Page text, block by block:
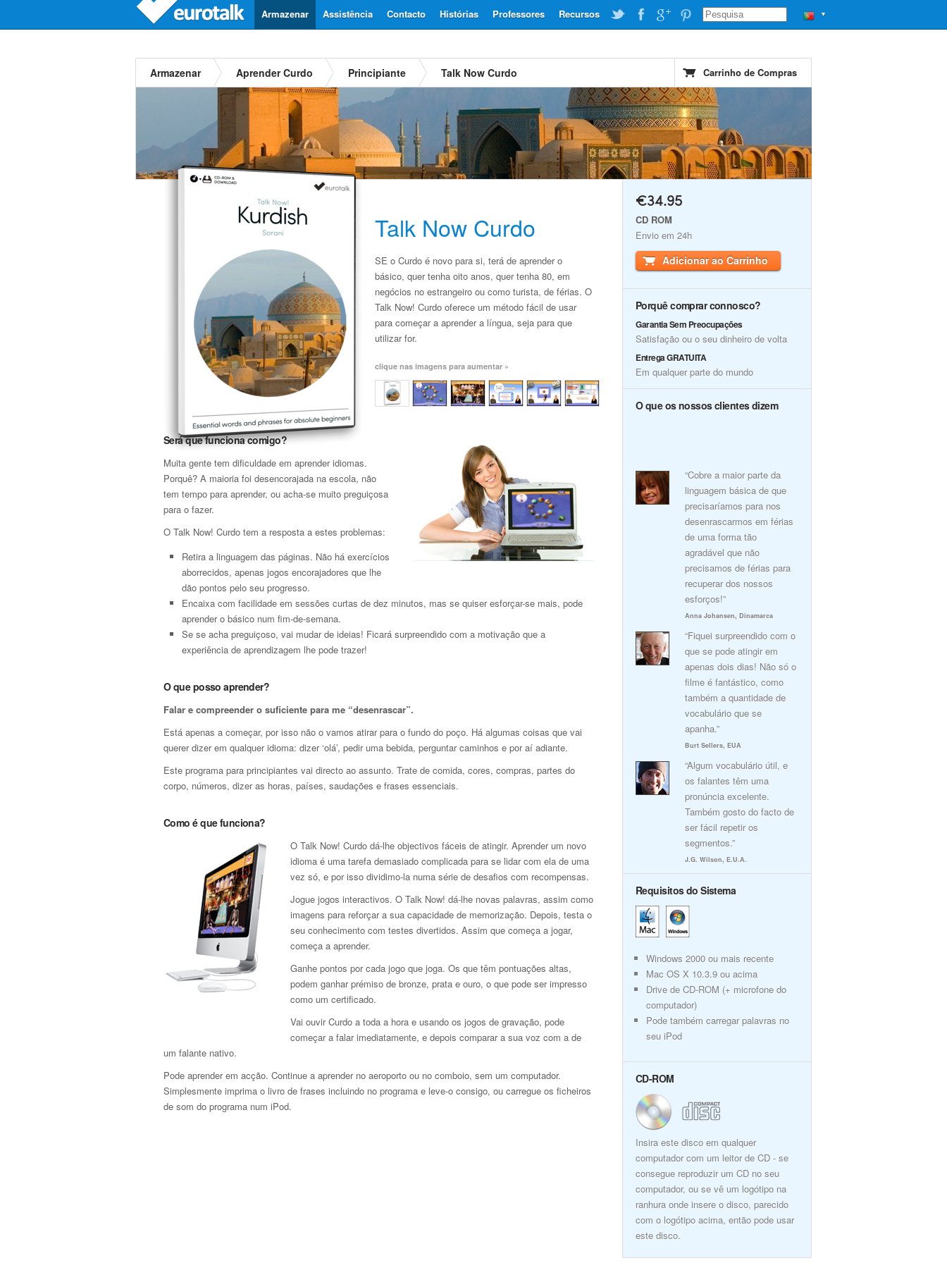
▼
Recursos
Professores
Histórias
Contacto
Assistência
Armazenar
Armazenar Aprender Curdo Principiante Talk Now Curdo Carrinho de Compras
Talk Now Curdo
SE o Curdo é novo para si, terá de aprender o
básico, quer tenha oito anos, quer tenha 80, em
negócios no estrangeiro ou como turista, de férias. O
Talk Now! Curdo oferece um método fácil de usar
para começar a aprender a língua, seja para que
utilizar for.
clique nas imagens para aumentar »
Será que funciona comigo?
Muita gente tem dificuldade em aprender idiomas.
Porquê? A maioria foi desencorajada na escola, não
tem tempo para aprender, ou acha-se muito preguiçosa
para o fazer.
O Talk Now! Curdo tem a resposta a estes problemas:
Retira a linguagem das páginas. Não há exercícios
aborrecidos, apenas jogos encorajadores que lhe
dão pontos pelo seu progresso.
Encaixa com facilidade em sessões curtas de dez minutos, mas se quiser esforçar-se mais, pode
aprender o básico num fim-de-semana.
Se se acha preguiçoso, vai mudar de ideias! Ficará surpreendido com a motivação que a
experiência de aprendizagem lhe pode trazer!
O que posso aprender?
Falar e compreender o suficiente para me “desenrascar”.
Está apenas a começar, por isso não o vamos atirar para o fundo do poço. Há algumas coisas que vai
querer dizer em qualquer idioma: dizer ‘olá’, pedir uma bebida, perguntar caminhos e por aí adiante.
Este programa para principiantes vai directo ao assunto. Trate de comida, cores, compras, partes do
corpo, números, dizer as horas, países, saudações e frases essenciais.
Como é que funciona?
O Talk Now! Curdo dá-lhe objectivos fáceis de atingir. Aprender um novo
idioma é uma tarefa demasiado complicada para se lidar com ela de uma
vez só, e por isso dividimo-la numa série de desafios com recompensas.
Jogue jogos interactivos. O Talk Now! dá-lhe novas palavras, assim como
imagens para reforçar a sua capacidade de memorização. Depois, testa o
seu conhecimento com testes divertidos. Assim que começa a jogar,
começa a aprender.
Ganhe pontos por cada jogo que joga. Os que têm pontuações altas,
podem ganhar prémiso de bronze, prata e ouro, o que pode ser impresso
como um certificado.
Vai ouvir Curdo a toda a hora e usando os jogos de gravação, pode
começar a falar imediatamente, e depois comparar a sua voz com a de
um falante nativo.
Pode aprender em acção. Continue a aprender no aeroporto ou no comboio, sem um computador.
Simplesmente imprima o livro de frases incluindo no programa e leve-o consigo, ou carregue os ficheiros
de som do programa num iPod.
€34.95
CD ROM
Envio em 24h
Adicionar ao Carrinho
Porquê comprar connosco?
Garantia Sem Preocupações
Satisfação ou o seu dinheiro de volta
Entrega GRATUITA
Em qualquer parte do mundo
O que os nossos clientes dizem
“Cobre a maior parte da
linguagem básica de que
precisaríamos para nos
desenrascarmos em férias
de uma forma tão
agradável que não
precisamos de férias para
recuperar dos nossos
esforços!”
Anna Johansen, Dinamarca
“Fiquei surpreendido com o
que se pode atingir em
apenas dois dias! Não só o
filme é fantástico, como
também a quantidade de
vocabulário que se
apanha.”
Burt Sellers, EUA
“Algum vocabulário útil, e
os falantes têm uma
pronúncia excelente.
Também gosto do facto de
ser fácil repetir os
segmentos.”
J.G. Wilson, E.U.A.
Requisitos do Sistema
Windows 2000 ou mais recente
Mac OS X 10.3.9 ou acima
Drive de CD-ROM (+ microfone do
computador)
Pode também carregar palavras no
seu iPod
CD-ROM
Insira este disco em qualquer
computador com um leitor de CD - se
consegue reproduzir um CD no seu
computador, ou se vê um logótipo na
ranhura onde insere o disco, parecido
com o logótipo acima, então pode usar
este disco.